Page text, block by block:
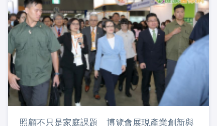
照顧不只是家庭課題 博覽會展現產業創新與